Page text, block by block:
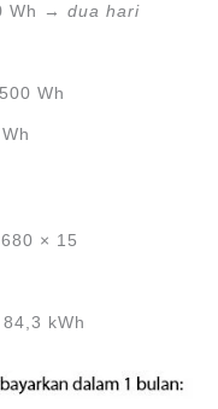
Wh →dua hari
Wh
× 15
kWh